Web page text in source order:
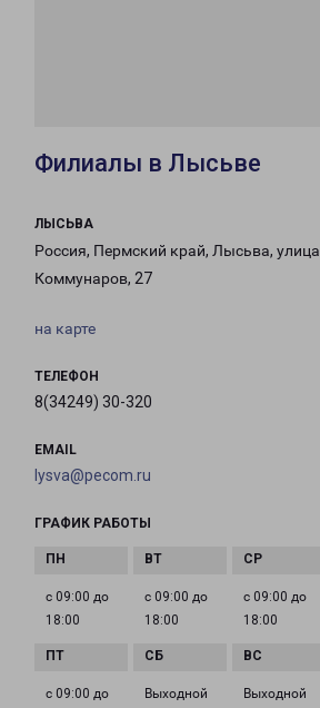
Филиалы в Лысьве
ЛЫСЬВА
Россия, Пермский край, Лысьва, улица
Коммунаров, 27
на карте
ТЕЛЕФОН
8(34249) 30-320
EMAIL
lysva@pecom.ru
ГРАФИК РАБОТЫ
с 09:00 до
18:00
с 09:00 до
18:00
с 09:00 до
18:00
с 09:00 до
Выходной Выходной